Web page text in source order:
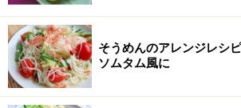
そうめんのアレンジレシ
ソムタム風に